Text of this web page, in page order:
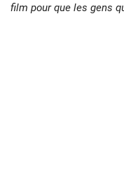
film pour que les gens